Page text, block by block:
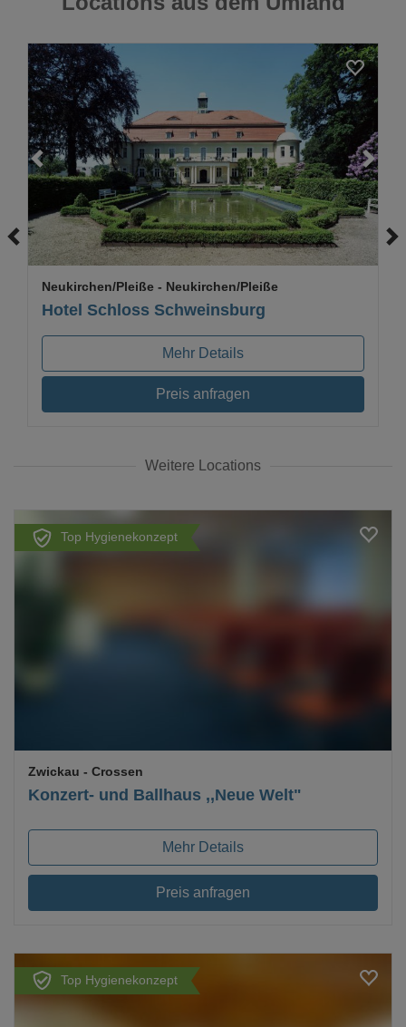
Loading...
Hotel Schloss Schweinsburg
Neukirchen/Pleiße - Neukirchen/Pleiße
Mehr Details
Preis anfragen
Weitere Locations
Top Hygienekonzept
Konzert- und Ballhaus ,,Neue Welt"
Zwickau - Crossen
Mehr Details
Preis anfragen
Top Hygienekonzept